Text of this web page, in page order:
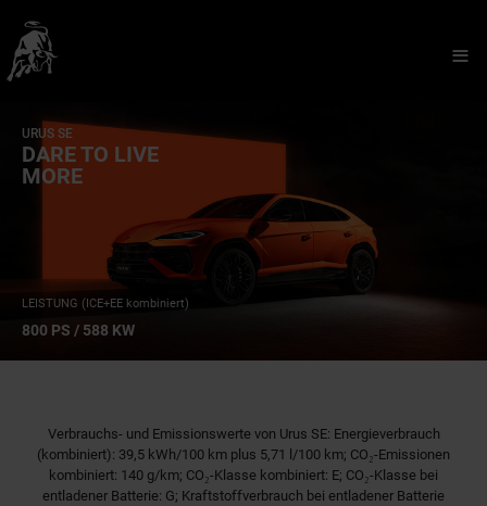
≡
URUS SE
DARE TO LIVE
MORE
LEISTUNG (ICE+EE kombiniert)
800 PS / 588 KW
Verbrauchs- und Emissionswerte von Urus SE: Energieverbrauch
(kombiniert): 39,5 kWh/100 km plus 5,71 l/100 km; CO₂-Emissionen
kombiniert: 140 g/km; CO₂-Klasse kombiniert: E; CO₂-Klasse bei
entladener Batterie: G; Kraftstoffverbrauch bei entladener Batterie